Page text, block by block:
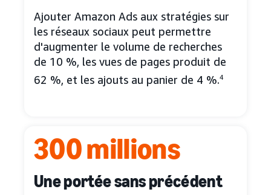
Ajouter Amazon Ads aux stratégies sur
les réseaux sociaux peut permettre
d'augmenter le volume de recherches
de 10 %, les vues de pages produit de
62 %, et les ajouts au panier de 4 %.4
300 millions
Une portée sans précédent